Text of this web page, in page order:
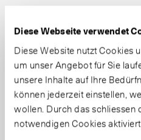
Diese Webseite verwendet
Diese Website nutzt Cookies
um unser Angebot für Sie
unsere Inhalte auf Ihre
können jederzeit einstellen,
wollen. Durch das schliessen
notwendigen Cookies